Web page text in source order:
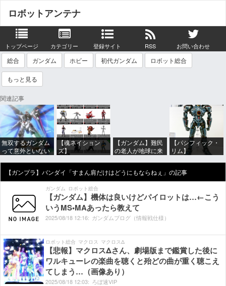
ロボットアンテナ
トップページ カテゴリー 登録サイト RSS お問い合わせ
総合 ガンダム ホビー 初代ガンダム ロボット総合
もっと見る
関連記事
無双するガンダム
って意外といない
【魂ネイション
ズ】
売商品【スケジュ
ール公開】
【ガンダム】難民
の老人が地球に来
てることヤバくな
い？ってなる
【パシフィック・
リム】
ー」プラモデル
【10日予約開始】
【ガンプラ】バンダイ「すまん肩だけはどうにもならねぇ」の記事
ガンダム ロボット総合
【ガンダム】機体は良いけどパイロットは…←こう
いうMS•MAあったら教えて
2025/08/18 12:16: ガンダムブログ（情報戦仕様）
ロボット総合 マクロス マクロスΔ
【悲報】マクロスΔさん、劇場版まで鑑賞した後に
ワルキューレの楽曲を聴くと殆どの曲が重く聴こえ
てしまう…（画像あり）
2025/08/18 12:03: ろぼ速VIP